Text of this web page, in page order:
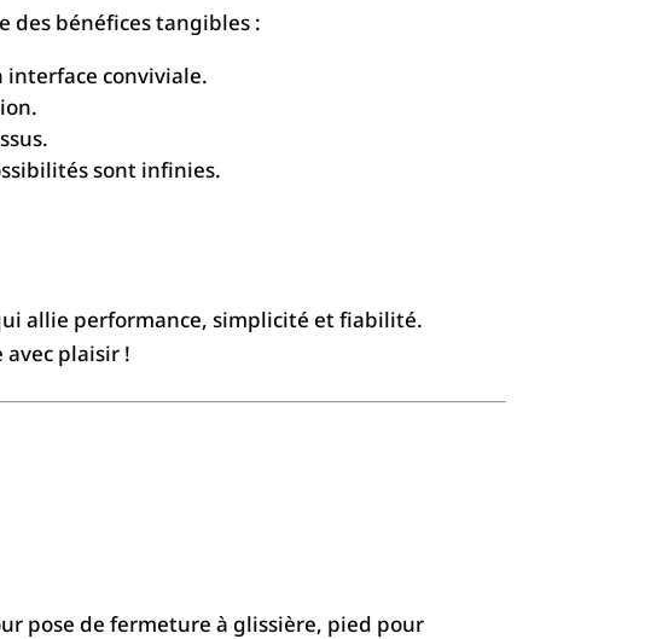
des bénéfices tangibles :
interface conviviale.
sont infinies.
allie performance, simplicité et fiabilité.
plaisir !
pose de fermeture à glissière, pied pour